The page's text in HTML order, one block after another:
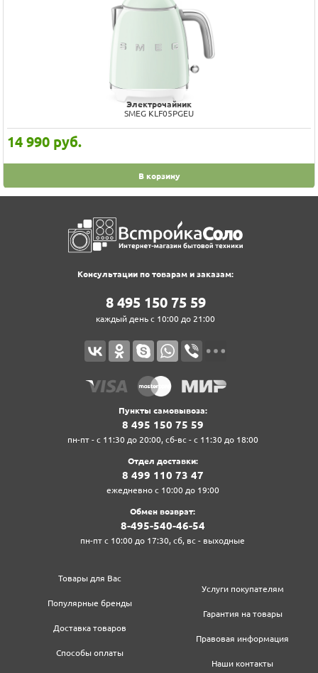
Электрочайник
SMEG KLF05PGEU
14 990 руб.
В корзину
Консультации по товарам и заказам:
8‍ 4‍9‍5‍ 1‍5‍0‍ 7‍5‍ 5‍9‍
каждый день с 10:00 до 21:00
Пункты самовывоза:
8‍ 4‍9‍5‍ 1‍5‍0‍ 7‍5‍ 5‍9‍
пн-пт - с 11:30 до 20:00, сб-вс - с 11:30 до 18:00
Отдел доставки:
8‍ 4‍9‍9‍ 1‍1‍0‍ 7‍3‍ 4‍7‍
ежедневно с 10:00 до 19:00
Обмен возврат:
8‍-4‍9‍5‍-5‍4‍0‍-4‍6‍-5‍4‍
пн-пт с 10:00 до 17:30, сб, вс - выходные
Товары для Вас
Популярные бренды
Доставка товаров
Способы оплаты
Услуги покупателям
Гарантия на товары
Правовая информация
Наши контакты